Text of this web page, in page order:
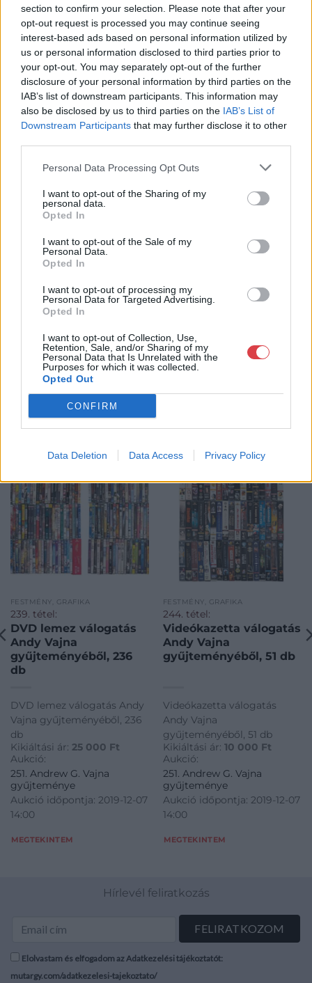
section to confirm your selection. Please note that after your
opt-out request is processed you may continue seeing
interest-based ads based on personal information utilized by
us or personal information disclosed to third parties prior to
your opt-out. You may separately opt-out of the further
disclosure of your personal information by third parties on the
IAB’s list of downstream participants. This information may
also be disclosed by us to third parties on the IAB’s List of
Downstream Participants that may further disclose it to other
Personal Data Processing Opt Outs
I want to opt-out of the Sharing of my
personal data.
Opted In
I want to opt-out of the Sale of my
Personal Data.
Opted In
I want to opt-out of processing my
Personal Data for Targeted Advertising.
Opted In
I want to opt-out of Collection, Use,
Retention, Sale, and/or Sharing of my
Personal Data that Is Unrelated with the
Purposes for which it was collected.
Opted Out
CONFIRM
Data Deletion Data Access Privacy Policy
Eladó adatai
Eladó: Nagyházi Galéria és
Aukciósház
Cím: Müller Márta
Nagyházi Galéria és Aukciósház
Kft.
1055 Budapest, Balaton utca 8.
Telefon: +361 475 6000 +361
http://www.nagyhazi.hu
Bemutatkozás: Magas színvonalú festmények és műtárgyak,
néprajzi tárgyak értékesítése és aukcionálása. Hagyatékok és
gyűjtemények árverezése. Ingyenes értékbecslés. Árveréseinkre
GALÉRIA TOVÁBBI MŰTÁRGYAI
KAPCSOLÓDÓ MŰTÁRGYAK
FESTMÉNY, GRAFIKA
239. tétel:
DVD lemez válogatás
Andy Vajna
gyűjteményéből, 236
db
DVD lemez válogatás Andy
Vajna gyűjteményéből, 236
db
Kikiáltási ár: 25 000 Ft
Aukció:
251. Andrew G. Vajna
gyűjteménye
Aukció időpontja: 2019-12-07
14:00
MEGTEKINTEM
FESTMÉNY, GRAFIKA
244. tétel:
Videókazetta válogatás
Andy Vajna
gyűjteményéből, 51 db
Videókazetta válogatás
Andy Vajna
gyűjteményéből, 51 db
Kikiáltási ár: 10 000 Ft
Aukció:
251. Andrew G. Vajna
gyűjteménye
Aukció időpontja: 2019-12-07
14:00
MEGTEKINTEM
Hírlevél feliratkozás
Elolvastam és elfogadom az Adatkezelési tájékoztatót:
mutargy.com/adatkezelesi-tajekoztato/